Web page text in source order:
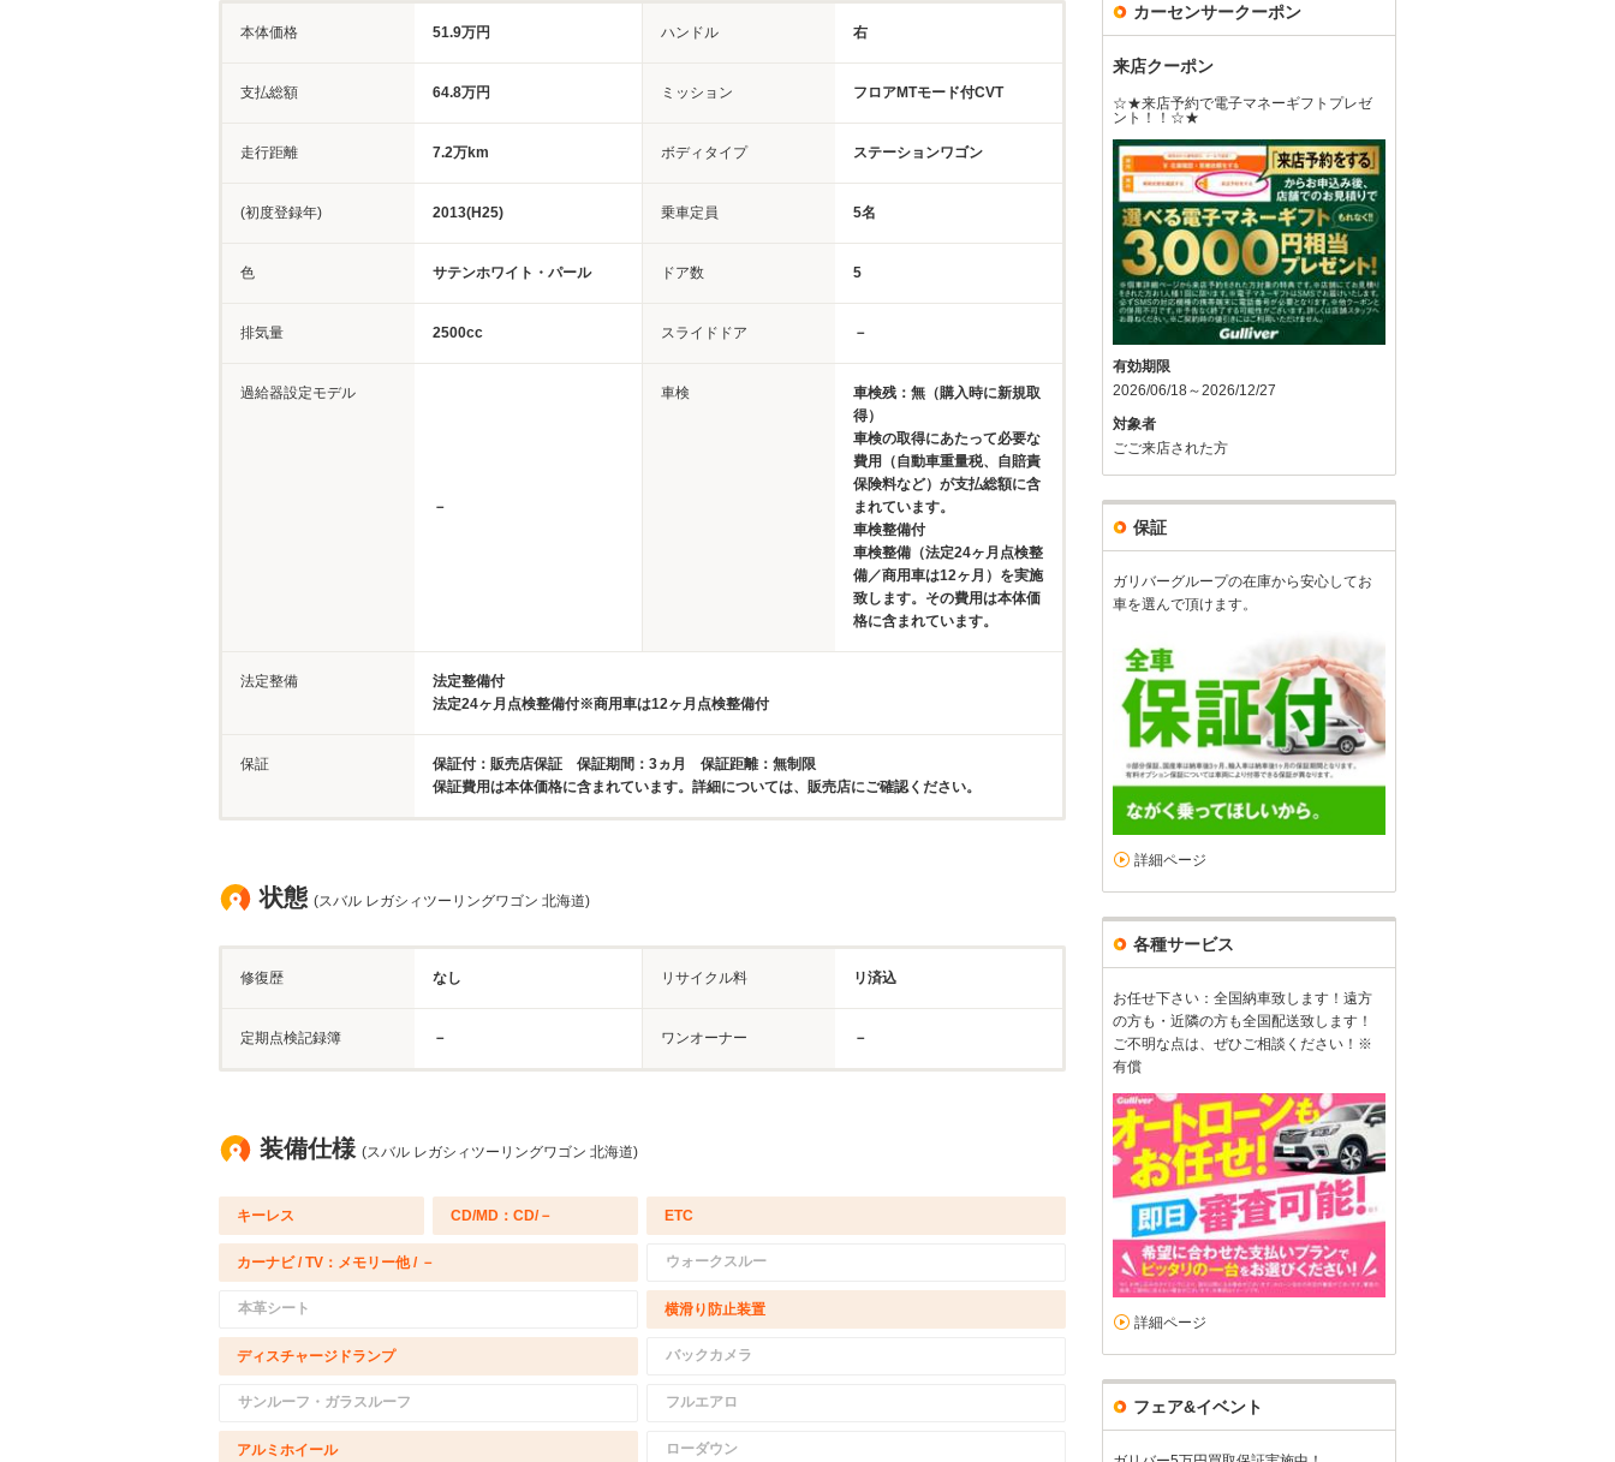
本体価格 51.9万円 ハンドル 右
支払総額 64.8万円 ミッション フロアMTモード付CVT
走行距離 7.2万km ボディタイプ ステーションワゴン
(初度登録年) 2013(H25) 乗車定員 5名
色 サテンホワイト・パール ドア数 5
排気量 2500cc スライドドア －
過給器設定モデル
－
車検
車検残：無（購入時に新規取
得）
車検の取得にあたって必要な
費用（自動車重量税、自賠責
保険料など）が支払総額に含
まれています。
車検整備付
車検整備（法定24ヶ月点検整
備／商用車は12ヶ月）を実施
致します。その費用は本体価
格に含まれています。
法定整備
法定整備付
法定24ヶ月点検整備付※商用車は12ヶ月点検整備付
保証
保証付：販売店保証 保証期間：3ヵ月 保証距離：無制限
保証費用は本体価格に含まれています。詳細については、販売店にご確認ください。
状態 (スバル レガシィツーリングワゴン 北海道)
修復歴 なし リサイクル料 リ済込
定期点検記録簿 － ワンオーナー －
装備仕様 (スバル レガシィツーリングワゴン 北海道)
キーレス CD/MD：CD/－ ETC
カーナビ / TV：メモリー他 / － ウォークスルー
本革シート 横滑り防止装置
ディスチャージドランプ バックカメラ
サンルーフ・ガラスルーフ フルエアロ
アルミホイール ローダウン
カーセンサークーポン
来店クーポン
☆★来店予約で電子マネーギフトプレゼ
ント！！☆★
有効期限
2026/06/18～2026/12/27
対象者
ごご来店された方
保証
ガリバーグループの在庫から安心してお
車を選んで頂けます。
詳細ページ
各種サービス
お任せ下さい：全国納車致します！遠方
の方も・近隣の方も全国配送致します！
ご不明な点は、ぜひご相談ください！※
有償
詳細ページ
フェア&イベント